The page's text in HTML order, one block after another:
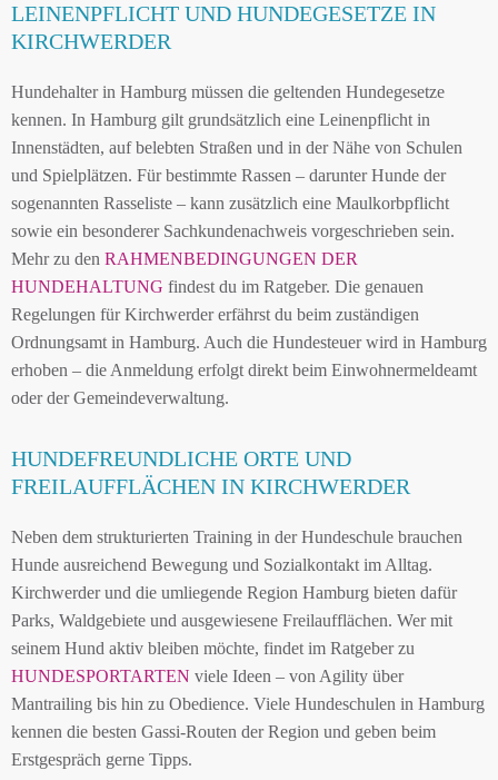
LEINENPFLICHT UND HUNDEGESETZE IN
KIRCHWERDER
Hundehalter in Hamburg müssen die geltenden Hundegesetze
kennen. In Hamburg gilt grundsätzlich eine Leinenpflicht in
Innenstädten, auf belebten Straßen und in der Nähe von Schulen
und Spielplätzen. Für bestimmte Rassen – darunter Hunde der
sogenannten Rasseliste – kann zusätzlich eine Maulkorbpflicht
sowie ein besonderer Sachkundenachweis vorgeschrieben sein.
Mehr zu den RAHMENBEDINGUNGEN DER
HUNDEHALTUNG findest du im Ratgeber. Die genauen
Regelungen für Kirchwerder erfährst du beim zuständigen
Ordnungsamt in Hamburg. Auch die Hundesteuer wird in Hamburg
erhoben – die Anmeldung erfolgt direkt beim Einwohnermeldeamt
oder der Gemeindeverwaltung.
HUNDEFREUNDLICHE ORTE UND
FREILAUFFLÄCHEN IN KIRCHWERDER
Neben dem strukturierten Training in der Hundeschule brauchen
Hunde ausreichend Bewegung und Sozialkontakt im Alltag.
Kirchwerder und die umliegende Region Hamburg bieten dafür
Parks, Waldgebiete und ausgewiesene Freilaufflächen. Wer mit
seinem Hund aktiv bleiben möchte, findet im Ratgeber zu
HUNDESPORTARTEN viele Ideen – von Agility über
Mantrailing bis hin zu Obedience. Viele Hundeschulen in Hamburg
kennen die besten Gassi-Routen der Region und geben beim
Erstgespräch gerne Tipps.